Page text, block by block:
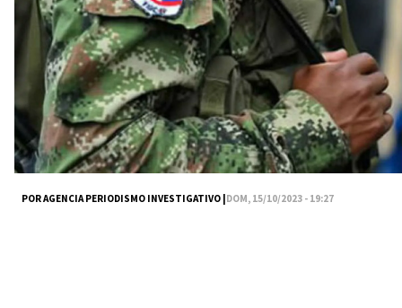
POR AGENCIA PERIODISMO INVESTIGATIVO |DOM, 15/10/2023 - 19:27